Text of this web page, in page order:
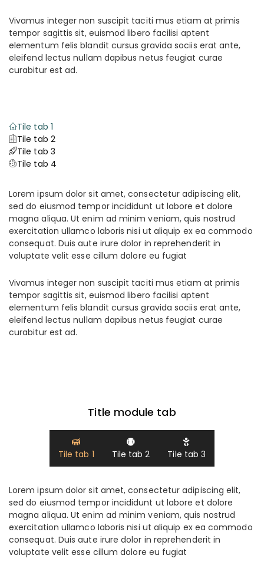
Vivamus integer non suscipit taciti mus etiam at primis
tempor sagittis sit, euismod libero facilisi aptent
elementum felis blandit cursus gravida sociis erat ante,
eleifend lectus nullam dapibus netus feugiat curae
curabitur est ad.
Tile tab 1
Tile tab 2
Tile tab 3
Tile tab 4
Lorem ipsum dolor sit amet, consectetur adipiscing elit,
sed do eiusmod tempor incididunt ut labore et dolore
magna aliqua. Ut enim ad minim veniam, quis nostrud
exercitation ullamco laboris nisi ut aliquip ex ea commodo
consequat. Duis aute irure dolor in reprehenderit in
voluptate velit esse cillum dolore eu fugiat
Vivamus integer non suscipit taciti mus etiam at primis
tempor sagittis sit, euismod libero facilisi aptent
elementum felis blandit cursus gravida sociis erat ante,
eleifend lectus nullam dapibus netus feugiat curae
curabitur est ad.
Title module tab
Tile tab 1 Tile tab 2 Tile tab 3
Lorem ipsum dolor sit amet, consectetur adipiscing elit,
sed do eiusmod tempor incididunt ut labore et dolore
magna aliqua. Ut enim ad minim veniam, quis nostrud
exercitation ullamco laboris nisi ut aliquip ex ea commodo
consequat. Duis aute irure dolor in reprehenderit in
voluptate velit esse cillum dolore eu fugiat